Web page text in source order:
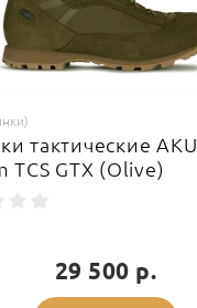
тактические AKU
TCS GTX (Olive)
29 500 р.